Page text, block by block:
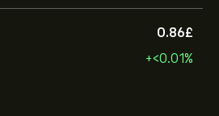
0.86‎£‎
+‎<‎0.01%